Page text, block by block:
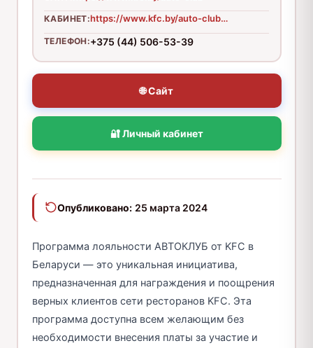
КАБИНЕТ: https://www.kfc.by/auto-club#loginModal
ТЕЛЕФОН:+375 (44) 506-53-39
🌐 Сайт
🔐 Личный кабинет
Опубликовано: 25 марта 2024
Программа лояльности АВТОКЛУБ от KFC в
Беларуси — это уникальная инициатива,
предназначенная для награждения и поощрения
верных клиентов сети ресторанов KFC. Эта
программа доступна всем желающим без
необходимости внесения платы за участие и